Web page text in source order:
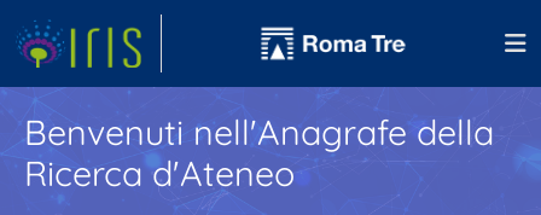
Benvenuti nell'Anagrafe della
Ricerca d'Ateneo